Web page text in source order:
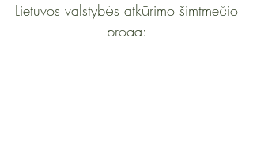
Lietuvos valstybės atkūrimo šimtmečio
proga: